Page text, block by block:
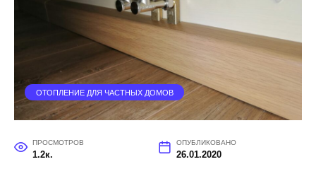
ОТОПЛЕНИЕ ДЛЯ ЧАСТНЫХ ДОМОВ
ПРОСМОТРОВ
1.2к.
ОПУБЛИКОВАНО
26.01.2020